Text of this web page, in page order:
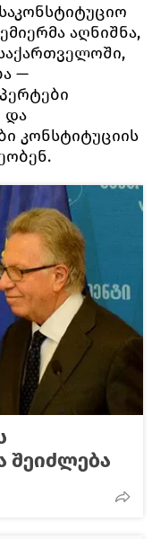
აღნიშნა,
—
და
კონსტიტუციის
შეიძლება